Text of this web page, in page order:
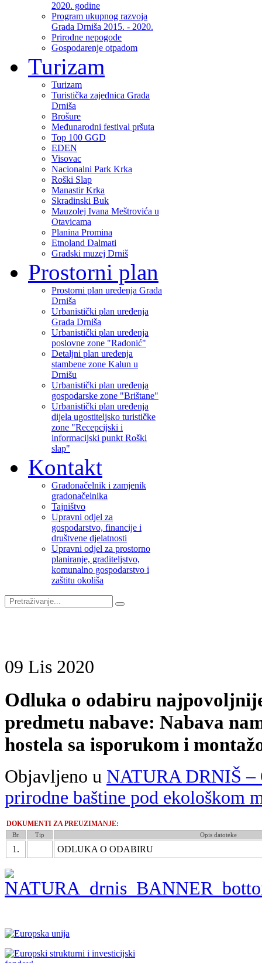
2020. godine
Program ukupnog razvoja
Grada Drniša 2015. - 2020.
Prirodne nepogode
Gospodarenje otpadom
Turizam
Turizam
Turistička zajednica Grada
Drniša
Brošure
Međunarodni festival pršuta
Top 100 GGD
EDEN
Visovac
Nacionalni Park Krka
Roški Slap
Manastir Krka
Skradinski Buk
Mauzolej Ivana Meštrovića u
Otavicama
Planina Promina
Etnoland Dalmati
Gradski muzej Drniš
Prostorni plan
Prostorni plan uređenja Grada
Drniša
Urbanistički plan uređenja
Grada Drniša
Urbanistički plan uređenja
poslovne zone "Radonić"
Detaljni plan uređenja
stambene zone Kalun u
Drnišu
Urbanistički plan uređenja
gospodarske zone "Brištane"
Urbanistički plan uređenja
dijela ugostiteljsko turističke
zone "Recepcijski i
informacijski punkt Roški
slap"
Kontakt
Gradonačelnik i zamjenik
gradonačelnika
Tajništvo
Upravni odjel za
gospodarstvo, financije i
društvene djelatnosti
Upravni odjel za prostorno
planiranje, graditeljstvo,
komunalno gospodarstvo i
zaštitu okoliša
09 Lis 2020
Odluka o odabiru
predmetu nabave: Nabava
hostela sa isporukom i
Objavljeno u NATURA DRNIŠ –
prirodne baštine pod ekološkom
DOKUMENTI ZA PREUZIMANJE:
Br. Tip Opis datoteke
1. ODLUKA O ODABIRU